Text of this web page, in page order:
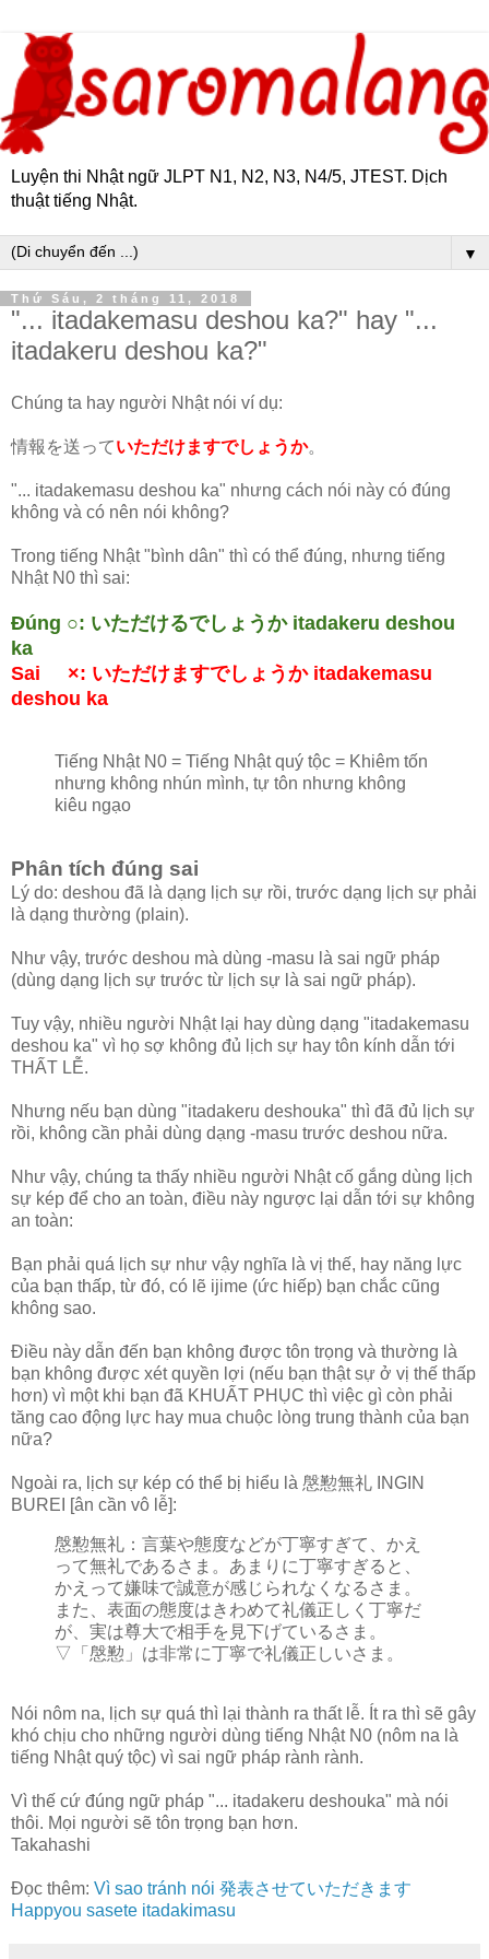
Luyện thi Nhật ngữ JLPT N1, N2, N3, N4/5, JTEST. Dịch
thuật tiếng Nhật.
▼
Thứ Sáu, 2 tháng 11, 2018
"... itadakemasu deshou ka?" hay "...
itadakeru deshou ka?"
Chúng ta hay người Nhật nói ví dụ:
情報を送っていただけますでしょうか。
"... itadakemasu deshou ka" nhưng cách nói này có đúng
không và có nên nói không?
Trong tiếng Nhật "bình dân" thì có thể đúng, nhưng tiếng
Nhật N0 thì sai:
Đúng ○: いただけるでしょうか itadakeru deshou
ka
Sai ×: いただけますでしょうか itadakemasu
deshou ka
Tiếng Nhật N0 = Tiếng Nhật quý tộc = Khiêm tốn
nhưng không nhún mình, tự tôn nhưng không
kiêu ngạo
Phân tích đúng sai
Lý do: deshou đã là dạng lịch sự rồi, trước dạng lịch sự phải
là dạng thường (plain).
Như vậy, trước deshou mà dùng -masu là sai ngữ pháp
(dùng dạng lịch sự trước từ lịch sự là sai ngữ pháp).
Tuy vậy, nhiều người Nhật lại hay dùng dạng "itadakemasu
deshou ka" vì họ sợ không đủ lịch sự hay tôn kính dẫn tới
THẤT LỄ.
Nhưng nếu bạn dùng "itadakeru deshouka" thì đã đủ lịch sự
rồi, không cần phải dùng dạng -masu trước deshou nữa.
Như vậy, chúng ta thấy nhiều người Nhật cố gắng dùng lịch
sự kép để cho an toàn, điều này ngược lại dẫn tới sự không
an toàn:
Bạn phải quá lịch sự như vậy nghĩa là vị thế, hay năng lực
của bạn thấp, từ đó, có lẽ ijime (ức hiếp) bạn chắc cũng
không sao.
Điều này dẫn đến bạn không được tôn trọng và thường là
bạn không được xét quyền lợi (nếu bạn thật sự ở vị thế thấp
hơn) vì một khi bạn đã KHUẤT PHỤC thì việc gì còn phải
tăng cao động lực hay mua chuộc lòng trung thành của bạn
nữa?
Ngoài ra, lịch sự kép có thể bị hiểu là 慇懃無礼 INGIN
BUREI [ân cần vô lễ]:
慇懃無礼：言葉や態度などが丁寧すぎて、かえ
って無礼であるさま。あまりに丁寧すぎると、
かえって嫌味で誠意が感じられなくなるさま。
また、表面の態度はきわめて礼儀正しく丁寧だ
が、実は尊大で相手を見下げているさま。
▽「慇懃」は非常に丁寧で礼儀正しいさま。
Nói nôm na, lịch sự quá thì lại thành ra thất lễ. Ít ra thì sẽ gây
khó chịu cho những người dùng tiếng Nhật N0 (nôm na là
tiếng Nhật quý tộc) vì sai ngữ pháp rành rành.
Vì thế cứ đúng ngữ pháp "... itadakeru deshouka" mà nói
thôi. Mọi người sẽ tôn trọng bạn hơn.
Takahashi
Đọc thêm: Vì sao tránh nói 発表させていただきます
Happyou sasete itadakimasu